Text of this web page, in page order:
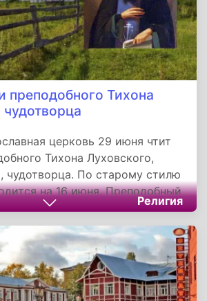
преподобного Тихона
церковь 29 июня чтит
Тихона Луховского,
чудотворца. По старому стилю
на 16 июня. Преподобный
Костромской, в миру
в пределах Литовского
там на военной службе.
Религия